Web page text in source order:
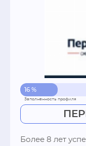
16 %
Более 8 лет